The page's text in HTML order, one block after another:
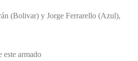
(Bolivar) y Jorge Ferrarello (Azul),
este armado